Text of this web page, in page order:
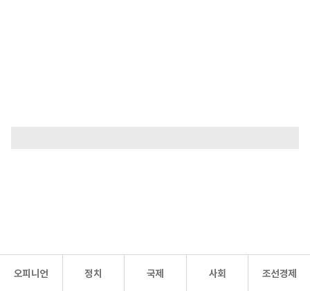
오피니언 정치 국제 사회 조선경제